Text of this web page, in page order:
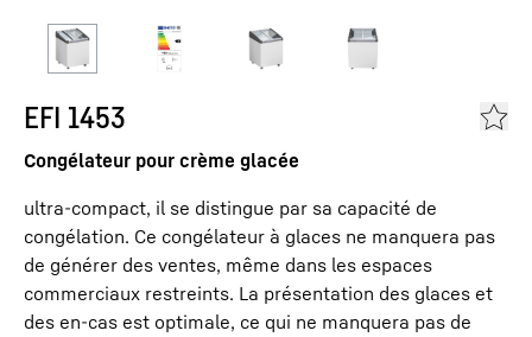
EFI 1453
Congélateur pour crème glacée
ultra-compact, il se distingue par sa capacité de
congélation. Ce congélateur à glaces ne manquera pas
de générer des ventes, même dans les espaces
commerciaux restreints. La présentation des glaces et
des en-cas est optimale, ce qui ne manquera pas de